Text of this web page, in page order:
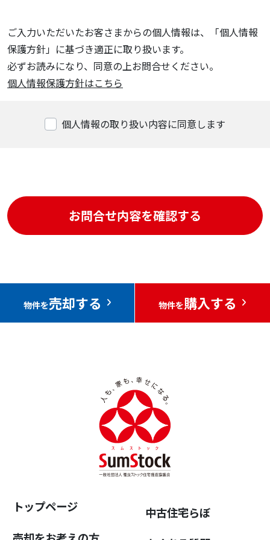
ご入力いただいたお客さまからの個人情報は、「個人情報
保護方針」に基づき適正に取り扱います。
必ずお読みになり、同意の上お問合せください。
個人情報保護方針はこちら
個人情報の取り扱い内容に同意します
物件を売却する 物件を購入する
トップページ
中古住宅らぼ